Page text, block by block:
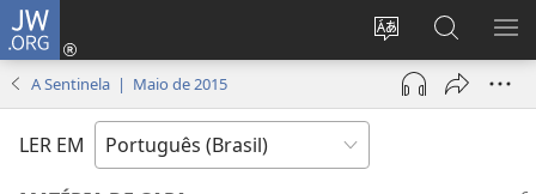
JW.ORG
Mudar
idioma
Log
(abre
janela)
Buscar
no
JW.ORG
A Sentinela | Maio de 2015
LER EM